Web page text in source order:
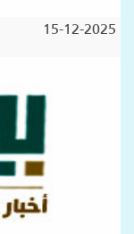
15-12-2025